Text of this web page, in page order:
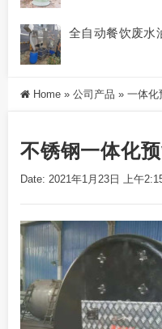
全自动餐饮废水
Home » 公司产品 » 一体化
不锈钢一体化
Date: 2021年1月23日 上午